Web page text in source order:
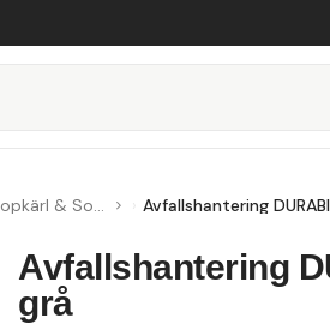
Soptunnor, Sopkärl & Sopsorteringskärl Avfallshantering
Avfallshantering
grå